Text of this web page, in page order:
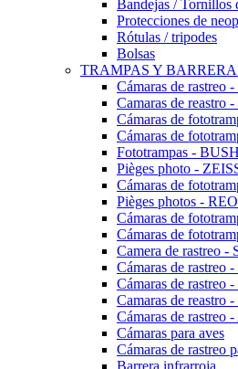
Bandejas / Tornillos
Protecciones de
Rótulas / tripodes
Bolsas
TRAMPAS Y
Cámaras de rastreo
Camaras de reastro
Cámaras de
Cámaras de
Fototrampas -
Pièges photo -
Cámaras de
Pièges photos -
Cámaras de
Cámaras de
Camera de rastreo -
Cámaras de rastreo
Cámaras de rastreo
Camaras de
Cámaras de rastreo
Cámaras para aves
Cámaras de rastreo
Barrera infrarroja